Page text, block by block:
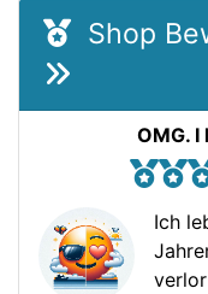
Shop
OMG. I
Ich